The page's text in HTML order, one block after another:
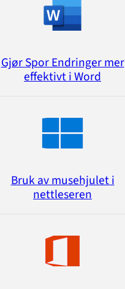
Gjør Spor Endringer mer
effektivt i Word
Bruk av musehjulet i
nettleseren